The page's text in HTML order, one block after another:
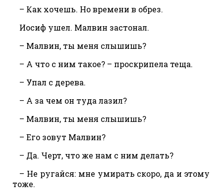
– Как хочешь. Но времени в обрез.
Иосиф ушел. Малвин застонал.
– Малвин, ты меня слышишь?
– А что с ним такое? – проскрипела теща.
– Упал с дерева.
– А за чем он туда лазил?
– Малвин, ты меня слышишь?
– Его зовут Малвин?
– Да. Черт, что же нам с ним делать?
– Не ругайся: мне умирать скоро, да и этому
тоже.